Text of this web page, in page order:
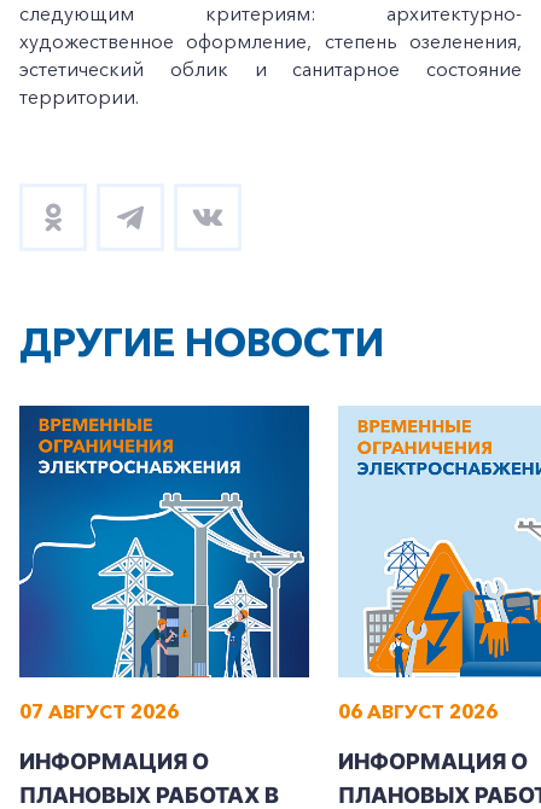
Заказать обратный звонок
Корпоративным клиентам
следующим критериям: архитектурно-
художественное оформление, степень озеленения,
эстетический облик и санитарное состояние
территории.
ДРУГИЕ НОВОСТИ
07 АВГУСТ 2026
ИНФОРМАЦИЯ О
ПЛАНОВЫХ РАБОТАХ В
06 АВГУСТ 2026
ИНФОРМАЦИЯ О
ПЛАНОВЫХ